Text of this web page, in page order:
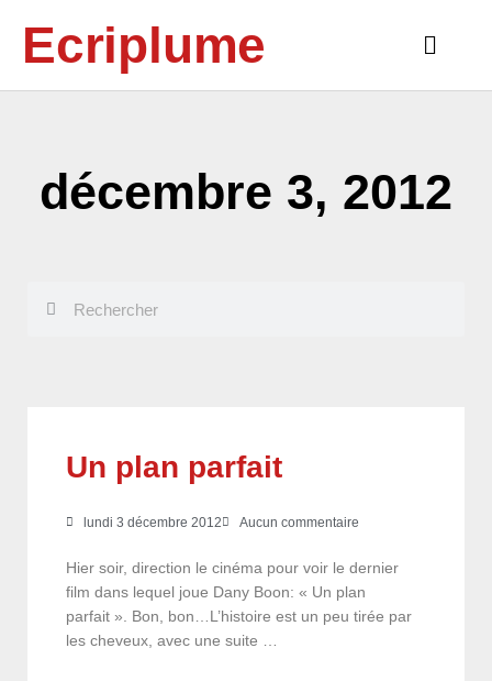
contenuEcriplume
Main
décembre 3, 2012
Un plan parfait
lundi 3 décembre 2012 Aucun commentaire
Hier soir, direction le cinéma pour voir le dernier
film dans lequel joue Dany Boon: « Un plan
parfait ». Bon, bon…L’histoire est un peu tirée par
les cheveux, avec une suite …